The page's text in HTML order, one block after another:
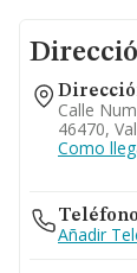
Calle
46470,
Como
Teléfono
Añadir